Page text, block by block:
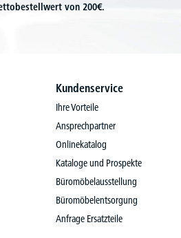
von 200€.
Kundenservice
Ihre Vorteile
Ansprechpartner
Onlinekatalog
Kataloge und Prospekte
Büromöbelausstellung
Büromöbelentsorgung
Anfrage Ersatzteile